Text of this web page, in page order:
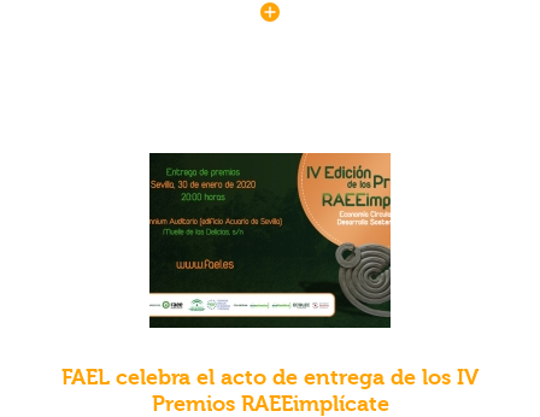
FAEL celebra el acto de entrega de los IV
Premios RAEEimplícate